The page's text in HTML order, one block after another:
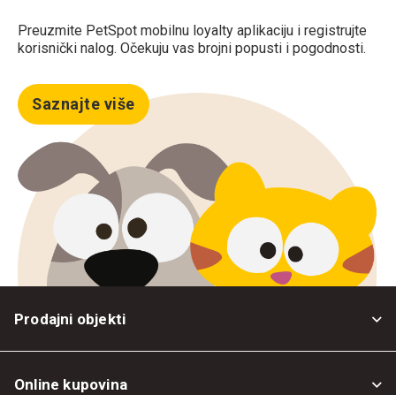
Preuzmite PetSpot mobilnu loyalty aplikaciju i registrujte
korisnički nalog. Očekuju vas brojni popusti i pogodnosti.
Saznajte više
Prodajni objekti
Online kupovina